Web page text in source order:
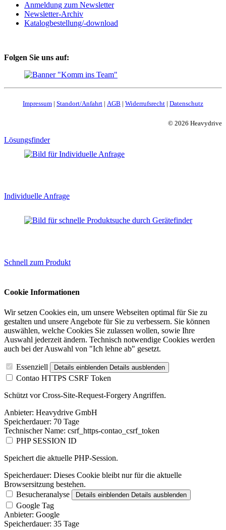
Anmeldung zum Newsletter
Newsletter-Archiv
Katalogbestellung/-download
Folgen Sie uns auf:
Impressum | Standort/Anfahrt | AGB | Widerrufsrecht | Datenschutz
© 2026 Heavydrive
Lösungsfinder
Individuelle Anfrage
Schnell zum Produkt
Cookie Informationen
Wir setzen Cookies ein, um unsere Webseiten optimal für Sie zu
gestalten und unsere Angebote für Sie zu verbessern. Sie können
auswählen, welche Cookies Sie zulassen wollen, sowie Ihre
Auswahl jederzeit ändern. Technisch notwendige Cookies werden
auch bei der Auswahl von "Ich lehne ab" gesetzt.
Essenziell Details einblenden Details ausblenden
Contao HTTPS CSRF Token
Schützt vor Cross-Site-Request-Forgery Angriffen.
Anbieter: Heavydrive GmbH
Speicherdauer: 70 Tage
Technischer Name: csrf_https-contao_csrf_token
PHP SESSION ID
Speichert die aktuelle PHP-Session.
Speicherdauer: Dieses Cookie bleibt nur für die aktuelle
Browsersitzung bestehen.
Besucheranalyse
Details einblenden Details ausblenden
Google Tag
Anbieter: Google
Speicherdauer: 35 Tage